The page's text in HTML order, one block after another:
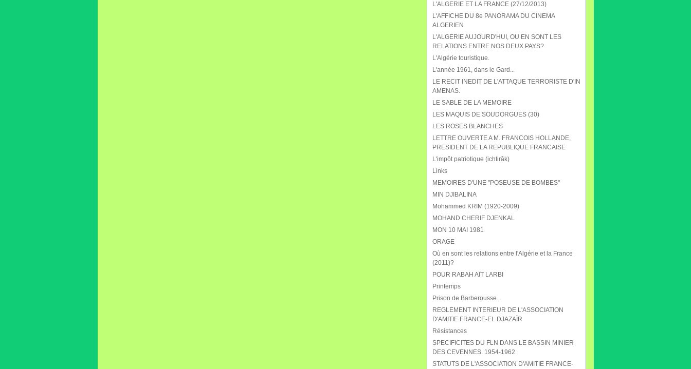
L'ALGERIE ET LA FRANCE (27/12/2013)
L'AFFICHE DU 8e PANORAMA DU CINEMA
ALGERIEN
L'ALGERIE AUJOURD'HUI, OU EN SONT LES
RELATIONS ENTRE NOS DEUX PAYS?
L'Algérie touristique.
L'année 1961, dans le Gard...
LE RECIT INEDIT DE L'ATTAQUE TERRORISTE D'IN
AMENAS.
LE SABLE DE LA MEMOIRE
LES MAQUIS DE SOUDORGUES (30)
LES ROSES BLANCHES
LETTRE OUVERTE A M. FRANCOIS HOLLANDE,
PRESIDENT DE LA REPUBLIQUE FRANCAISE
L'impôt patriotique (ichtirâk)
Links
MEMOIRES D'UNE "POSEUSE DE BOMBES"
MIN DJIBALINA
Mohammed KRIM (1920-2009)
MOHAND CHERIF DJENKAL
MON 10 MAI 1981
ORAGE
Où en sont les relations entre l'Algérie et la France
(2011)?
POUR RABAH AÏT LARBI
Printemps
Prison de Barberousse...
REGLEMENT INTERIEUR DE L'ASSOCIATION
D'AMITIE FRANCE-EL DJAZAÏR
Résistances
SPECIFICITES DU FLN DANS LE BASSIN MINIER
DES CEVENNES. 1954-1962
STATUTS DE L'ASSOCIATION D'AMITIE FRANCE-